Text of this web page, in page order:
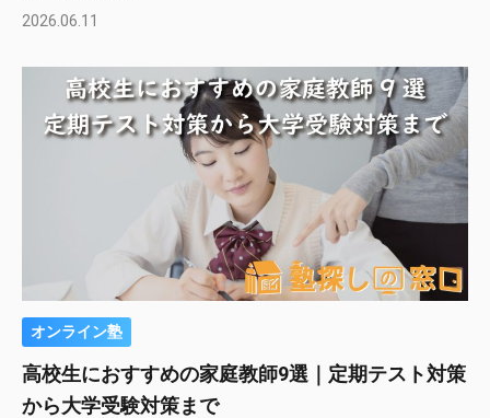
2026.06.11
オンライン塾
高校生におすすめの家庭教師9選｜定期テスト対策
から大学受験対策まで